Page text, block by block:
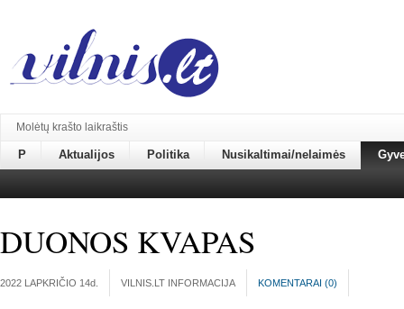
Molėtų krašto laikraštis
P Aktualijos Politika Nusikaltimai/nelaimės
DUONOS KVAPAS
2022 LAPKRIČIO 14d. VILNIS.LT INFORMACIJA KOMENTARAI (0)